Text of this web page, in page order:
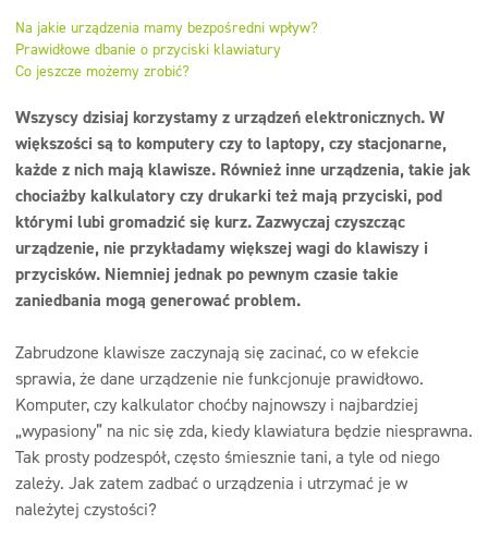
Linia ekonomiczna
Wszyscy dzisiaj korzystamy z urządzeń elektronicznych. W
większości są to komputery czy to laptopy, czy stacjonarne,
każde z nich mają klawisze. Również inne urządzenia, takie jak
chociażby kalkulatory czy drukarki też mają przyciski, pod
którymi lubi gromadzić się kurz. Zazwyczaj czyszcząc
urządzenie, nie przykładamy większej wagi do klawiszy i
przycisków. Niemniej jednak po pewnym czasie takie
zaniedbania mogą generować problem.
Zabrudzone klawisze zaczynają się zacinać, co w efekcie
sprawia, że dane urządzenie nie funkcjonuje prawidłowo.
Komputer, czy kalkulator choćby najnowszy i najbardziej
„wypasiony” na nic się zda, kiedy klawiatura będzie niesprawna.
Tak prosty podzespół, często śmiesznie tani, a tyle od niego
zależy. Jak zatem zadbać o urządzenia i utrzymać je w
należytej czystości?
Na jakie urządzenia mamy bezpośredni wpływ?
Prawidłowe dbanie o przyciski klawiatury
Co jeszcze możemy zrobić?